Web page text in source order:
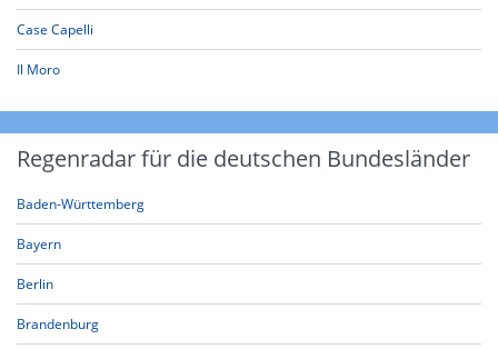
Case Capelli
Il Moro
Regenradar für die deutschen Bundesländer
Baden-Württemberg
Bayern
Berlin
Brandenburg